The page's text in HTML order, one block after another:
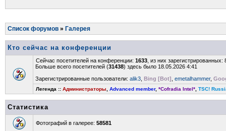
Список форумов » Галерея
Кто сейчас на конференции
Сейчас посетителей на конференции: 1633 , из них
Больше всего посетителей (31438) здесь было 18.05.2026 4:41
Зарегистрированные пользователи: alik3 Bing [Bot] emetalhammer,
Легенда :: Администраторы Advanced member, *Cofradia Intel* TSC!
Статистика
Фотографий в галерее: 58581